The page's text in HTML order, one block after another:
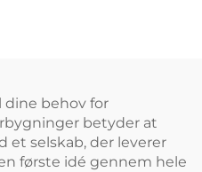
behov for
betyder at
et selskab, der leverer
første idé gennem hele